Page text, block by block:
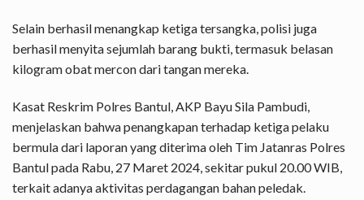
Selain berhasil menangkap ketiga tersangka, polisi juga
berhasil menyita sejumlah barang bukti, termasuk belasan
kilogram obat mercon dari tangan mereka.
Kasat Reskrim Polres Bantul, AKP Bayu Sila Pambudi,
menjelaskan bahwa penangkapan terhadap ketiga pelaku
bermula dari laporan yang diterima oleh Tim Jatanras Polres
Bantul pada Rabu, 27 Maret 2024, sekitar pukul 20.00 WIB,
terkait adanya aktivitas perdagangan bahan peledak.